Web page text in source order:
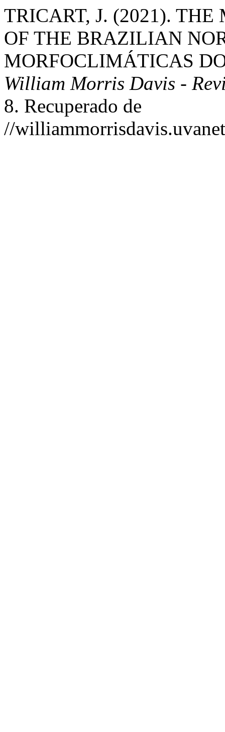
TRICART, J. (2021).
OF THE BRAZILIAN
MORFOCLIMÁTICAS
William Morris Davis -
8. Recuperado de
//